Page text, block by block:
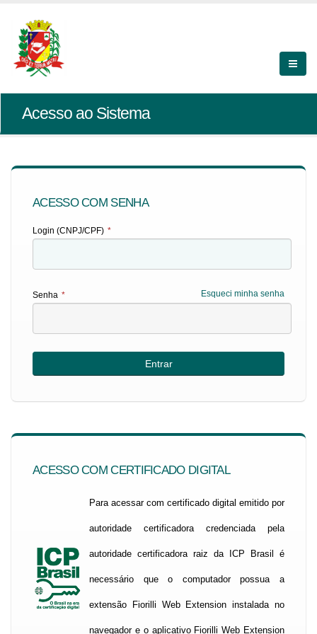
Acesso ao Sistema
ACESSO COM SENHA
Login (CNPJ/CPF) *
Esqueci minha senha
Senha *
ACESSO COM CERTIFICADO DIGITAL
Para acessar com certificado digital emitido por
autoridade certificadora credenciada pela
autoridade certificadora raiz da ICP Brasil é
necessário que o computador possua a
extensão Fiorilli Web Extension instalada no
navegador e o aplicativo Fiorilli Web Extension